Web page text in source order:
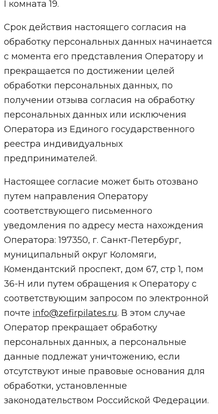
I комната 19.
Срок действия настоящего согласия на
обработку персональных данных начинается
с момента его представления Оператору и
прекращается по достижении целей
обработки персональных данных, по
получении отзыва согласия на обработку
персональных данных или исключения
Оператора из Единого государственного
реестра индивидуальных
предпринимателей.
Настоящее согласие может быть отозвано
путем направления Оператору
соответствующего письменного
уведомления по адресу места нахождения
Оператора: 197350, г. Санкт-Петербург,
муниципальный округ Коломяги,
Комендантский проспект, дом 67, стр 1, пом
36-Н или путем обращения к Оператору с
соответствующим запросом по электронной
почте info@zefirpilates.ru. В этом случае
Оператор прекращает обработку
персональных данных, а персональные
данные подлежат уничтожению, если
отсутствуют иные правовые основания для
обработки, установленные
законодательством Российской Федерации.